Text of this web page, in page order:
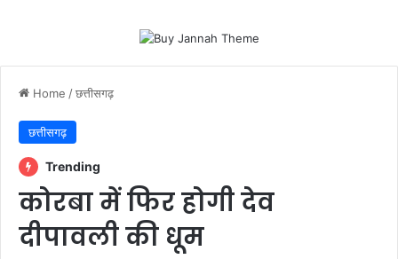
Home /छत्तीसगढ़
छत्तीसगढ़
Trending
कोरबा में फिर होगी देव
दीपावली की धूम